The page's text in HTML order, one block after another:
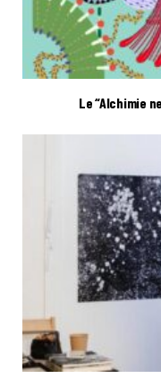
Le “Alchimie